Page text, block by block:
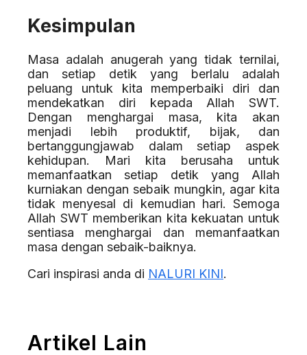
Kesimpulan
Masa adalah anugerah yang tidak ternilai,
dan setiap detik yang berlalu adalah
peluang untuk kita memperbaiki diri dan
mendekatkan diri kepada Allah SWT.
Dengan menghargai masa, kita akan
menjadi lebih produktif, bijak, dan
bertanggungjawab dalam setiap aspek
kehidupan. Mari kita berusaha untuk
memanfaatkan setiap detik yang Allah
kurniakan dengan sebaik mungkin, agar kita
tidak menyesal di kemudian hari. Semoga
Allah SWT memberikan kita kekuatan untuk
sentiasa menghargai dan memanfaatkan
masa dengan sebaik-baiknya.
Cari inspirasi anda di NALURI KINI.
Artikel Lain